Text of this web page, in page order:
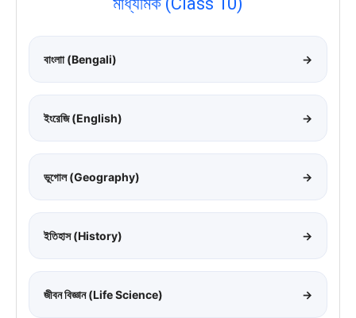
বাংলাা (Bengali) →
ইংরেজি (English) →
ভূগোল (Geography) →
ইতিহাস (History) →
জীবন বিজ্ঞান (Life Science) →